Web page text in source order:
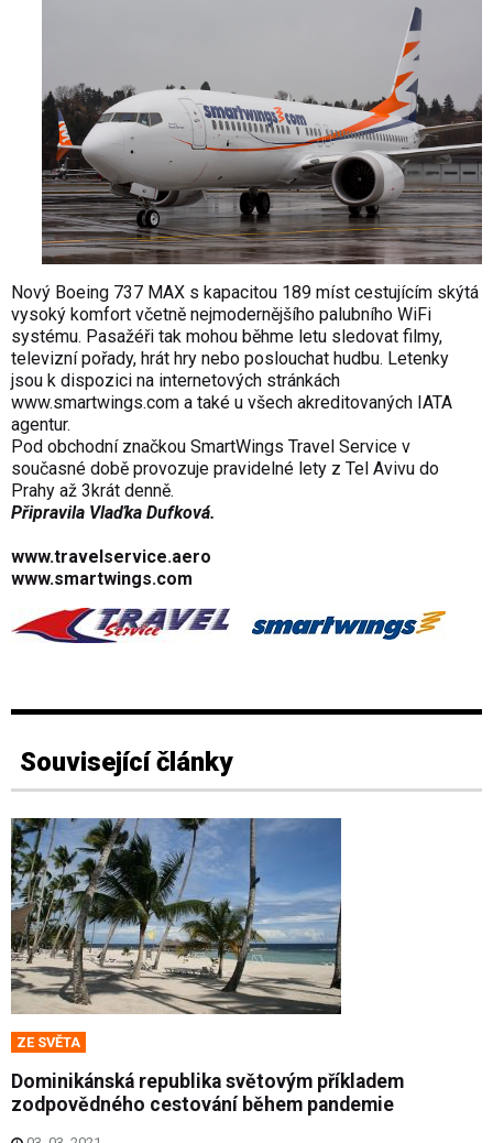
Nový Boeing 737 MAX s kapacitou 189 míst cestujícím skýtá
vysoký komfort včetně nejmodernějšího palubního WiFi
systému. Pasažéři tak mohou běhme letu sledovat filmy,
televizní pořady, hrát hry nebo poslouchat hudbu. Letenky
jsou k dispozici na internetových stránkách
www.smartwings.com a také u všech akreditovaných IATA
agentur.
Pod obchodní značkou SmartWings Travel Service v
současné době provozuje pravidelné lety z Tel Avivu do
Prahy až 3krát denně.
Připravila Vlaďka Dufková.
www.travelservice.aero
www.smartwings.com
Související články
ZE SVĚTA
Dominikánská republika světovým příkladem
zodpovědného cestování během pandemie